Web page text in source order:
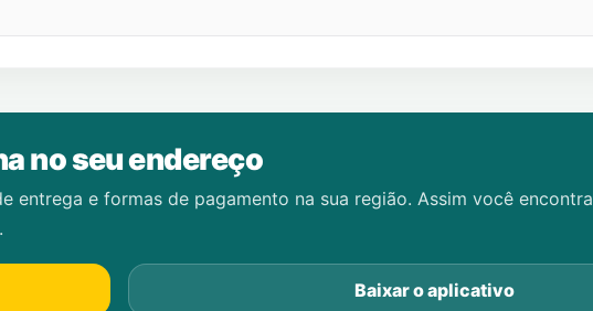
no seu endereço
entrega e formas de pagamento na sua região. Assim você encontra
Baixar o aplicativo